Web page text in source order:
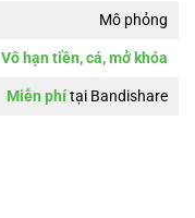
Mô phỏng
Vô hạn tiền, cá, mở khóa
Miễn phítại Bandishare